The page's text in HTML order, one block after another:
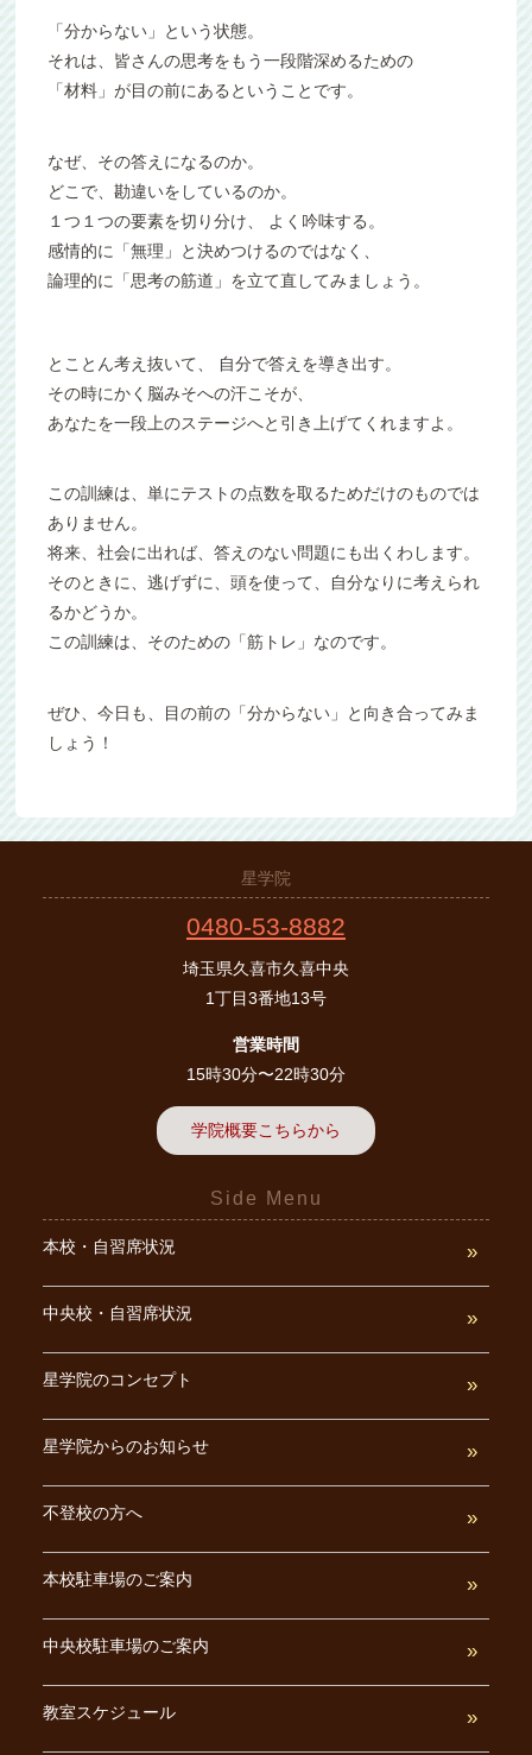
「分からない」という状態。
それは、皆さんの思考をもう一段階深めるための
「材料」が目の前にあるということです。
なぜ、その答えになるのか。
どこで、勘違いをしているのか。
１つ１つの要素を切り分け、 よく吟味する。
感情的に「無理」と決めつけるのではなく、
論理的に「思考の筋道」を立て直してみましょう。
とことん考え抜いて、 自分で答えを導き出す。
その時にかく脳みそへの汗こそが、
あなたを一段上のステージへと引き上げてくれますよ。
この訓練は、単にテストの点数を取るためだけのものでは
ありません。
将来、社会に出れば、答えのない問題にも出くわします。
そのときに、逃げずに、頭を使って、自分なりに考えられ
るかどうか。
この訓練は、そのための「筋トレ」なのです。
ぜひ、今日も、目の前の「分からない」と向き合ってみま
しょう！
星学院
0480-53-8882
埼玉県久喜市久喜中央
1丁目3番地13号
営業時間
15時30分〜22時30分
学院概要こちらから
Side Menu
本校・自習席状況
中央校・自習席状況
星学院のコンセプト
星学院からのお知らせ
不登校の方へ
本校駐車場のご案内
中央校駐車場のご案内
教室スケジュール